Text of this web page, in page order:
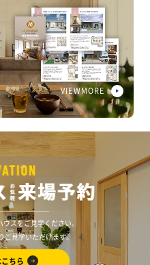
VIEWMORE
スをご見学ください。
ご見学いただけます。
ちら